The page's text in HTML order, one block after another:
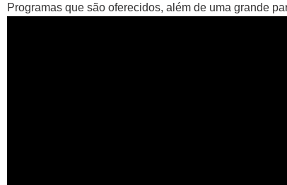
Programas que são oferecidos, além de uma grande